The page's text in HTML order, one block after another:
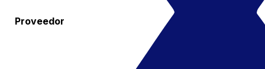
Proveedor